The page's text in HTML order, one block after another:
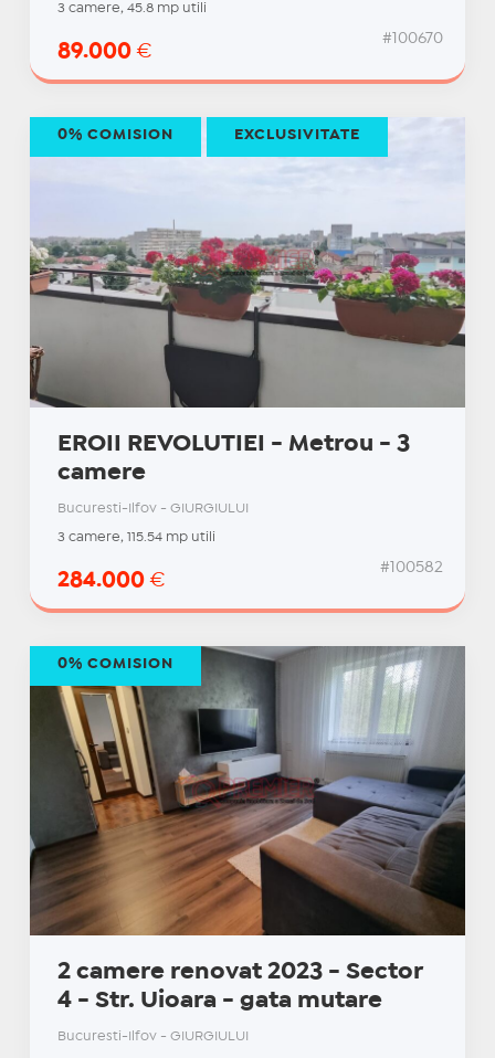
3 camere, 45.8 mp utili
89.000 €
#100670
EROII REVOLUTIEI - Metrou - 3
camere
Bucuresti-Ilfov - GIURGIULUI
3 camere, 115.54 mp utili
284.000 €
#100582
0% COMISION EXCLUSIVITATE
2 camere renovat 2023 - Sector
4 - Str. Uioara - gata mutare
Bucuresti-Ilfov - GIURGIULUI
0% COMISION